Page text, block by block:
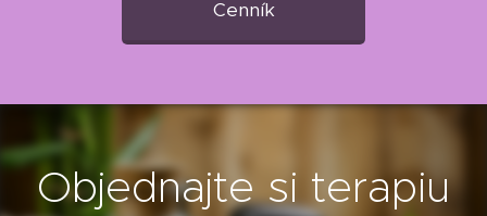
Cenník
Objednajte si terapiu